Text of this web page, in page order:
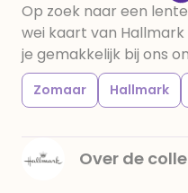
Op zoek naar een
wei kaart van
je gemakkelijk bij ons
Zomaar Hallmark
Over de